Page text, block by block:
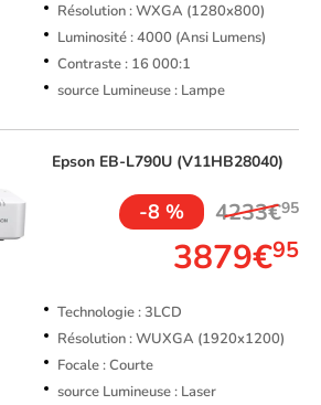
Résolution : WXGA (1280x800)
Luminosité : 4000 (Ansi Lumens)
Contraste : 16 000:1
source Lumineuse : Lampe
Epson EB-L790U (V11HB28040)
-8 % 4233€95
3879€95
Technologie : 3LCD
Résolution : WUXGA (1920x1200)
Focale : Courte
source Lumineuse : Laser